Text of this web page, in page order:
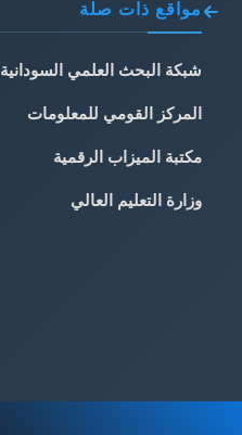
مواقع ذات صلة
شبكة البحث العلمي السودانية
المركز القومي للمعلومات
مكتبة الميزاب الرقمية
وزارة التعليم العالي